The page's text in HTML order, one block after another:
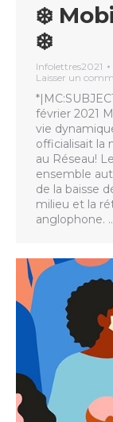
❄️️
❄️️
Infolettres2021
Laisser un
février 2021
vie
officialisait la
au Réseau!
ensemble
de la baisse
milieu et la
anglophone.